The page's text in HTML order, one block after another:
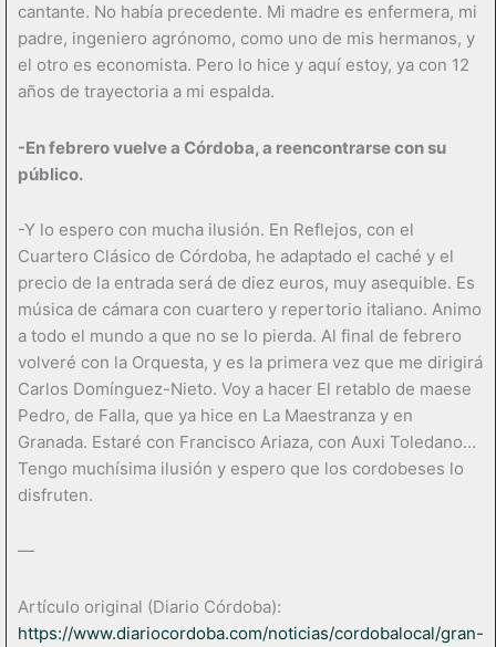
cantante. No había precedente. Mi madre es enfermera, mi
padre, ingeniero agrónomo, como uno de mis hermanos, y
el otro es economista. Pero lo hice y aquí estoy, ya con 12
años de trayectoria a mi espalda.
-En febrero vuelve a Córdoba, a reencontrarse con su
público.
-Y lo espero con mucha ilusión. En Reflejos, con el
Cuartero Clásico de Córdoba, he adaptado el caché y el
precio de la entrada será de diez euros, muy asequible. Es
música de cámara con cuartero y repertorio italiano. Animo
a todo el mundo a que no se lo pierda. Al final de febrero
volveré con la Orquesta, y es la primera vez que me dirigirá
Carlos Domínguez-Nieto. Voy a hacer El retablo de maese
Pedro, de Falla, que ya hice en La Maestranza y en
Granada. Estaré con Francisco Ariaza, con Auxi Toledano…
Tengo muchísima ilusión y espero que los cordobeses lo
disfruten.
—
Artículo original (Diario Córdoba):
https://www.diariocordoba.com/noticias/cordobalocal/gran-